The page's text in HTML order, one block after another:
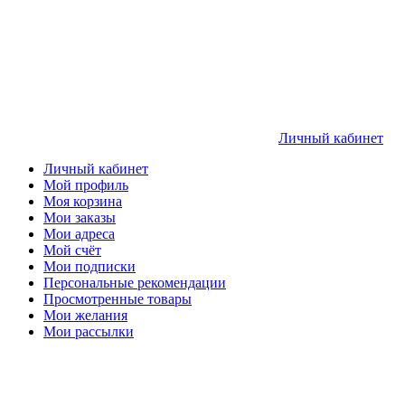
Личный кабинет
Личный кабинет
Мой профиль
Моя корзина
Мои заказы
Мои адреса
Мой счёт
Мои подписки
Персональные рекомендации
Просмотренные товары
Мои желания
Мои рассылки